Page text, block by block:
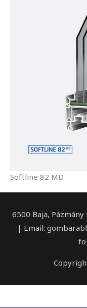
Softline 82 MD
6500 Baja,
| Email: